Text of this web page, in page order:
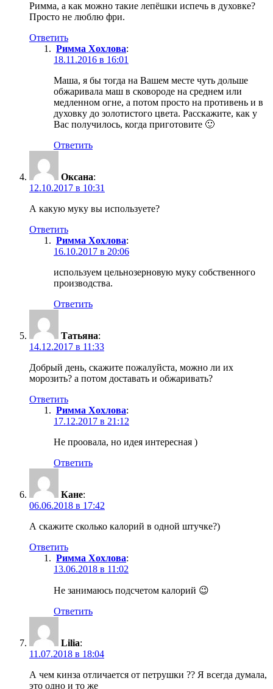
Римма, а как можно такие лепёшки испечь в духовке?
Просто не люблю фри.
Ответить
Римма Хохлова:
18.11.2016 в 16:01
Маша, я бы тогда на Вашем месте чуть дольше
обжаривала маш в сковороде на среднем или
медленном огне, а потом просто на противень и в
духовку до золотистого цвета. Расскажите, как у
Вас получилось, когда приготовите 🙂
Ответить
Оксана:
12.10.2017 в 10:31
А какую муку вы используете?
Ответить
Римма Хохлова:
16.10.2017 в 20:06
используем цельнозерновую муку собственного
производства.
Ответить
Татьяна:
14.12.2017 в 11:33
Добрый день, скажите пожалуйста, можно ли их
морозить? а потом доставать и обжаривать?
Ответить
Римма Хохлова:
17.12.2017 в 21:12
Не проовала, но идея интересная )
Ответить
Кане:
06.06.2018 в 17:42
А скажите сколько калорий в одной штучке?)
Ответить
Римма Хохлова:
13.06.2018 в 11:02
Не занимаюсь подсчетом калорий 😉
Ответить
Lilia:
11.07.2018 в 18:04
А чем кинза отличается от петрушки ?? Я всегда думала,
это одно и то же